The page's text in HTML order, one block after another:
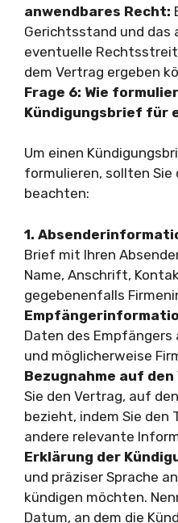
anwendbares Recht:
Gerichtsstand und das
eventuelle
dem Vertrag ergeben
Frage 6: Wie
Kündigungsbrief für
Um einen
formulieren, sollten
beachten:
1.
Brief mit Ihren
Name, Anschrift,
gegebenenfalls
Daten des Empfängers
und möglicherweise
Bezugnahme auf
Sie den Vertrag, auf
bezieht, indem Sie den
andere relevante
Erklärung der
und präziser Sprache
kündigen möchten.
Datum, an dem die